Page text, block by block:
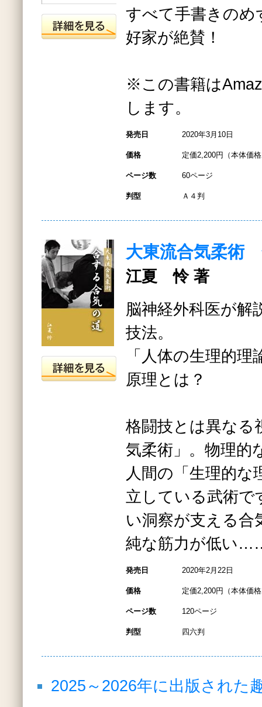
すべて手書きのめ
好家が絶賛！
※この書籍は
します。
発売日 2020年3月10日
価格 定価2,200円（本体価
ページ数 60ページ
判型 Ａ４判
大東流合気柔術
江夏 怜 著
脳神経外科医が解
技法。
「人体の生理的
原理とは？
格闘技とは異なる
気柔術」。物理的
人間の「生理的な
立している武術で
い洞察が支える合
純な筋力が低い
発売日 2020年2月22日
価格 定価2,200円（本体価
ページ数 120ページ
判型 四六判
2025～2026年に出版された